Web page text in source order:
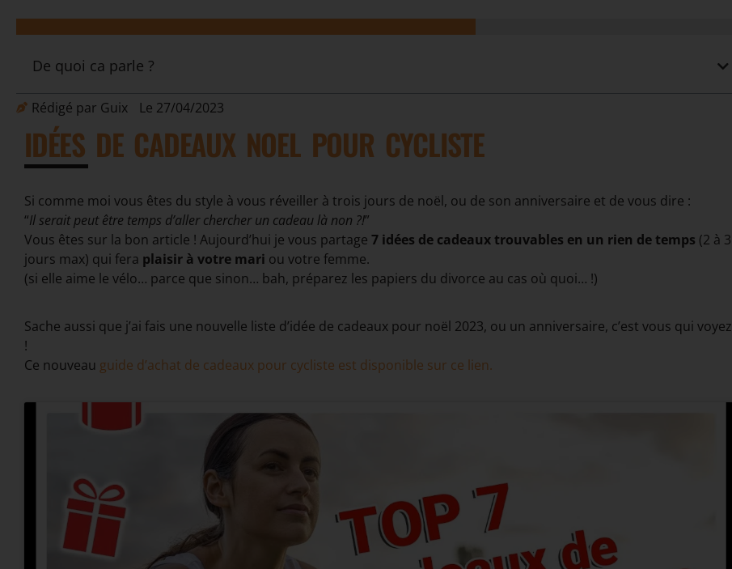
De quoi ca parle ?
Rédigé par Guix Le 27/04/2023
IDÉES DE CADEAUX NOEL POUR CYCLISTE
Si comme moi vous êtes du style à vous réveiller à trois jours de noël, ou de son anniversaire et de vous dire :
“Il serait peut être temps d’aller chercher un cadeau là non ?!”
Vous êtes sur la bon article ! Aujourd’hui je vous partage 7 idées de cadeaux trouvables en un rien de temps (2 à 3
jours max) qui fera plaisir à votre mari ou votre femme.
(si elle aime le vélo… parce que sinon… bah, préparez les papiers du divorce au cas où quoi… !)
Sache aussi que j’ai fais une nouvelle liste d’idée de cadeaux pour noël 2023, ou un anniversaire, c’est vous qui voyez
!
Ce nouveau guide d’achat de cadeaux pour cycliste est disponible sur ce lien.